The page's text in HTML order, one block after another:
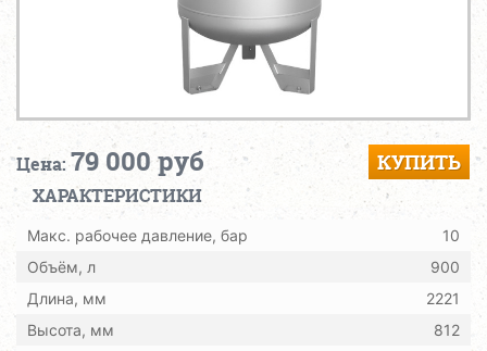
Цена:79 000 руб КУПИТЬ
ХАРАКТЕРИСТИКИ
Макс. рабочее давление, бар
10
Объём, л
900
Длина, мм
2221
Высота, мм
812